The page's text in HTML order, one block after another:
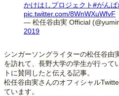
かけはしプロジェクト#がんば
pic.twitter.com/8WnWXuWfvF
— 松任谷由実 Official
2019
シンガーソングライターの松任谷由
を訪れて、長野大学の学生が行って
トに賛同したと伝える記事。
松任谷由実さんのオフィシャル
ています。